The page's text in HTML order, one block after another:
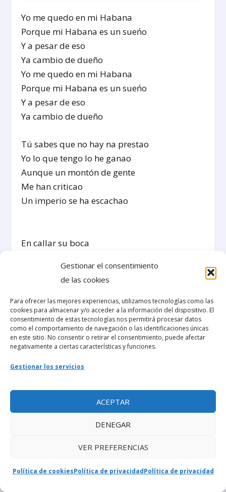
Gestionar el consentimiento
de las cookies
Para ofrecer las mejores experiencias, utilizamos tecnologías como las
cookies para almacenar y/o acceder a la información del dispositivo. El
consentimiento de estas tecnologías nos permitirá procesar datos
como el comportamiento de navegación o las identificaciones únicas
en este sitio. No consentir o retirar el consentimiento, puede afectar
negativamente a ciertas características y funciones.
Gestionar los servicios
ACEPTAR
DENEGAR
VER PREFERENCIAS
Política de cookiesPolítica de privacidadPolítica de privacidad
Yo me quedo en mi Habana
Porque mi Habana es un sueńo
Y a pesar de eso
Ya cambio de dueño
Yo me quedo en mi Habana
Porque mi Habana es un sueńo
Y a pesar de eso
Ya cambio de dueño
Tú sabes que no hay na prestao
Yo lo que tengo lo he ganao
Aunque un montón de gente
Me han criticao
Un imperio se ha escachao
En callar su boca
Estan mi nota locas
Anunciando el nuevo
Cambio de mando
Ahora los que estan arriba
Son los que venían del fango
Yo soy orishas representando
Al enemigo ya se le perdió la ficha
Gente de zona fichuriando con orishas
No hay na mejor que esto loco analiza
Esto es como un sue? o pero realizao